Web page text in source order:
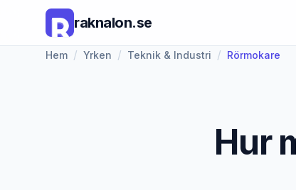
raknalon.se
Hem / Yrken / Teknik & Industri / Rörmokare
Hur